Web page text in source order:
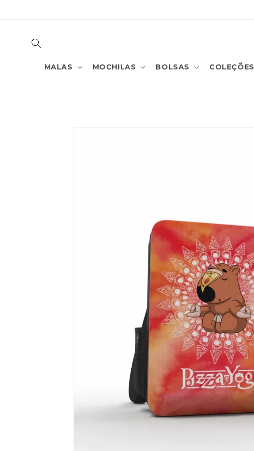
MALAS MOCHILAS BOLSAS COLEÇÕES